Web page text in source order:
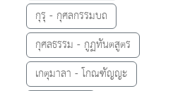
กุรุ - กุศลกรรมบถ
กุศลธรรม - กูฏทันตสูตร
เกตุมาลา - โกณฑัญญะ